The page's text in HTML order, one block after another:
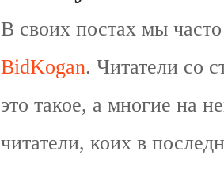
В своих постах мы
BidKogan. Читатели со
это такое, а многие на
читатели, коих в